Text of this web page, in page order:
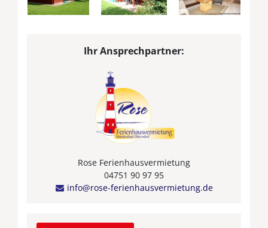
Ihr Ansprechpartner:
Rose Ferienhausvermietung
04751 90 97 95
info@rose-ferienhausvermietung.de